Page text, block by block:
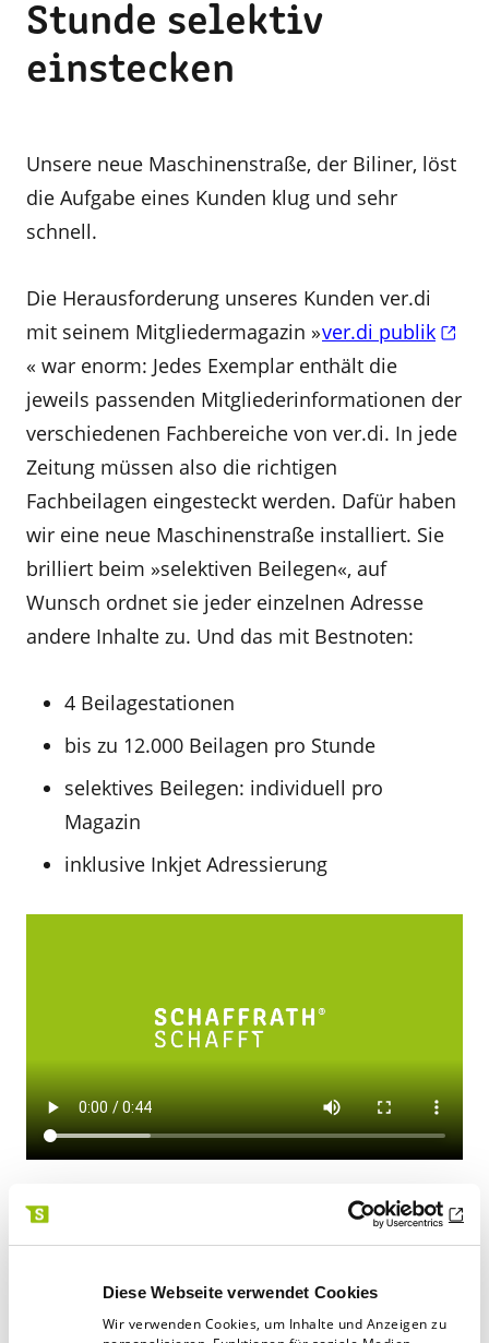
Diese Webseite verwendet Cookies
Wir verwenden Cookies, um Inhalte und Anzeigen zu
Stunde selektiv
einstecken
Unsere neue Maschinenstraße, der Biliner, löst
die Aufgabe eines Kunden klug und sehr
schnell.
Die Herausforderung unseres Kunden ver.di
mit seinem Mitgliedermagazin »ver.di publik
« war enorm: Jedes Exemplar enthält die
jeweils passenden Mitgliederinformationen der
verschiedenen Fachbereiche von ver.di. In jede
Zeitung müssen also die richtigen
Fachbeilagen eingesteckt werden. Dafür haben
wir eine neue Maschinenstraße installiert. Sie
brilliert beim »selektiven Beilegen«, auf
Wunsch ordnet sie jeder einzelnen Adresse
andere Inhalte zu. Und das mit Bestnoten:
4 Beilagestationen
bis zu 12.000 Beilagen pro Stunde
selektives Beilegen: individuell pro
Magazin
inklusive Inkjet Adressierung
ERROR:Content Element with uid "769"
and type "mask_lnswidgetsslider" has no
rendering definition!